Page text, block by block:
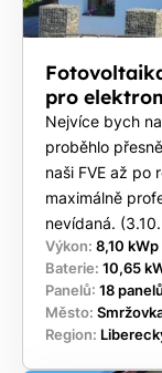
pro
Nejvíce bych
proběhlo
naši FVE až po
maximálně
nevídaná.
Výkon: 8,10 kWp
Baterie: 10,65
Panelů: 18 panelů
Město:
Region: